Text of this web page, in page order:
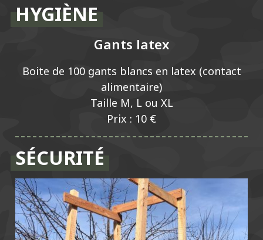
HYGIÈNE
Gants latex
Boite de 100 gants blancs en latex (contact
alimentaire)
Taille M, L ou XL
Prix : 10 €
SÉCURITÉ